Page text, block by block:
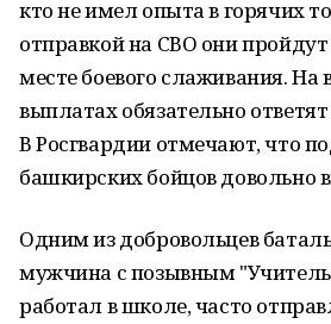
кто не имел опыта в горячих
отправкой на СВО они пройдут
месте боевого слаживания. На
выплатах обязательно
В Росгвардии отмечают, что
башкирских бойцов довольно
Одним из добровольцев
мужчина с позывным
работал в школе, часто